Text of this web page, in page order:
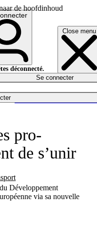
de hoofdinhoud
Close menu
déconnecté.
Se connecter
pro-
de s’unir
Développement
via sa nouvelle